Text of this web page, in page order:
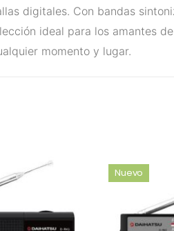
digitales. Con bandas
ideal para los amantes
momento y lugar.
Nuevo